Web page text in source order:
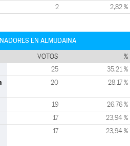
2 2,82 %
EN ALMUDAINA
VOTOS %
25 35,21 %
20 28,17 %
19 26,76 %
17 23,94 %
17 23,94 %